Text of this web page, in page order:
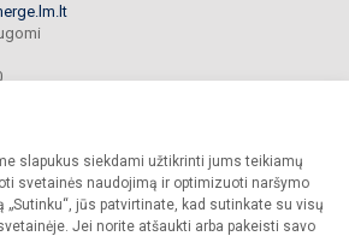
slapukus siekdami užtikrinti jums teikiamų
svetainės naudojimą ir optimizuoti naršymo
„Sutinku“, jūs patvirtinate, kad sutinkate su visų
Jei norite atšaukti arba pakeisti savo
pagrindinė mokykla. Visos teisės saugomos.
administracijos sutikimo griežtai draudžiama.
paraiška Slapukų valdymas